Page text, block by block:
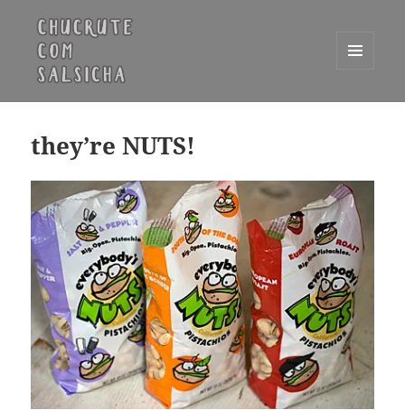
WIDGETS
they’re NUTS!